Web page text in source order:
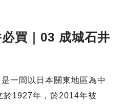
買｜03 成城石井
一間以日本關東地區為中
於1927年，於2014年被